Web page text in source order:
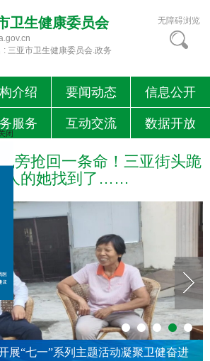
卫生健康委员会
: 三亚市卫生健康委员会.政务
无障碍浏览
介绍 要闻动态 信息公开
服务 互动交流 数据开放
旁抢回一条命！三亚街头跪
人的她找到了……
展“七一”系列主题活动凝聚卫健奋进
闭